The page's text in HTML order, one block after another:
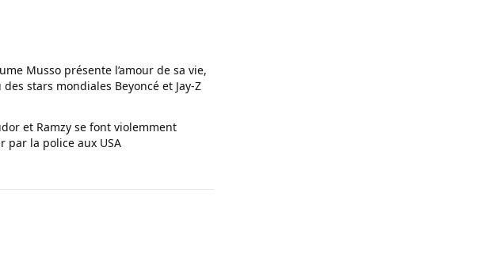
Musso présente l’amour de sa vie,
des stars mondiales Beyoncé et Jay-Z
et Ramzy se font violemment
par la police aux USA